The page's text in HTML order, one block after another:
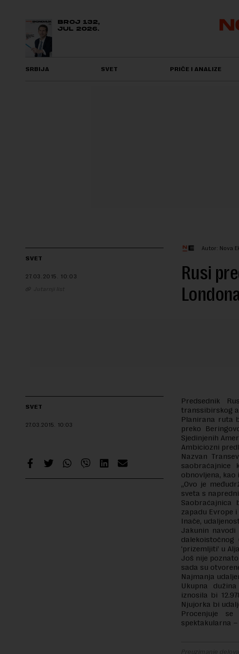
BROJ 132,
JUL 2026.
SRBIJA SVET PRIČE I ANALIZE
SVET
27.03.2015. 10:03
Jutarnji list
Autor: Nova
Rusi
SVET
27.03.2015. 10:03
Predsednik
transsibirskog
Planirana ruta
preko
Sjedinjenih
Ambiciozni
Nazvan
obnovljena, kao
„Ovo je
sveta s
Saobraćajnica
zapadu Evrope i
Inače,
Jakunin
‘prizemljiti’ u
Još nije
sada su
Najmanja
Ukupna
iznosila bi
Njujorka bi
Procenjuje
spektakularna
Preuzimanje